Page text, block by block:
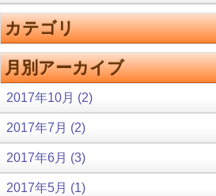
カテゴリ
月別アーカイブ
2017年10月 (2)
2017年7月 (2)
2017年6月 (3)
2017年5月 (1)